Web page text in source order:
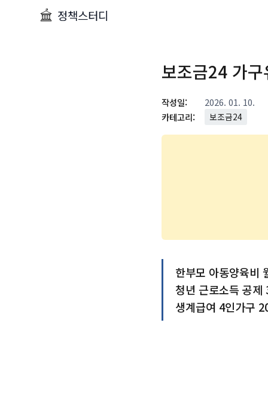
정책스터디
보조금24 가
작성일:
2026. 01. 10.
카테고리:
보조금24
한부모 아동양육비
청년 근로소득 공
생계급여 4인가구